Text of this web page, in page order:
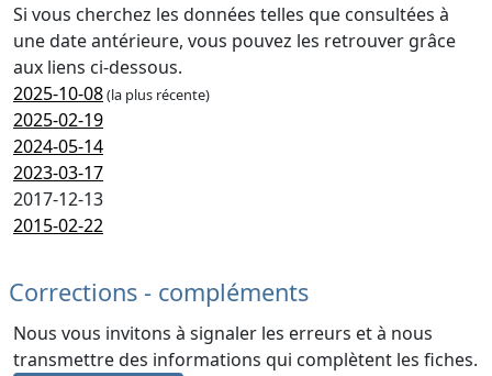
Si vous cherchez les données telles que consultées à
une date antérieure, vous pouvez les retrouver grâce
aux liens ci-dessous.
2025-10-08(la plus récente)
2025-02-19
2024-05-14
2023-03-17
2017-12-13
2015-02-22
Corrections - compléments
Nous vous invitons à signaler les erreurs et à nous
transmettre des informations qui complètent les fiches.